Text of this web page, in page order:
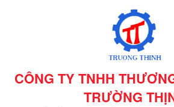
CÔNG TY TNHH
TRƯỜNG